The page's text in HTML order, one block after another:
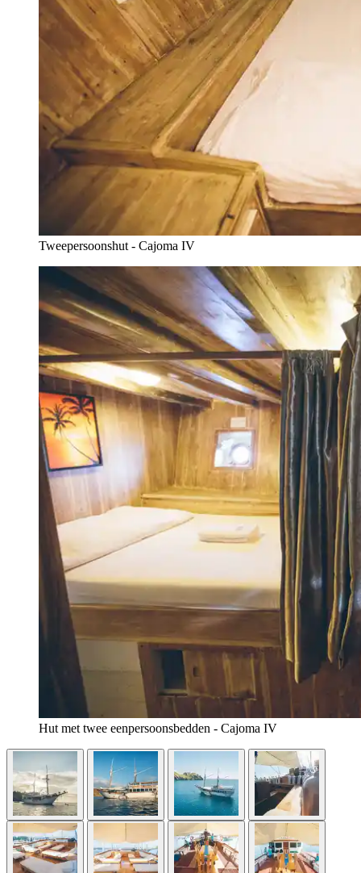
Tweepersoonshut - Cajoma IV
Hut met twee eenpersoonsbedden - Cajoma IV